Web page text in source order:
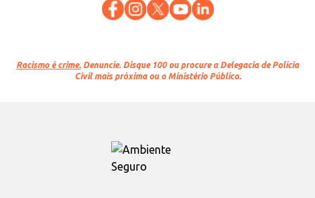
Racismo é crime. Denuncie. Disque 100 ou procure a Delegacia de Polícia
Civil mais próxima ou o Ministério Público.